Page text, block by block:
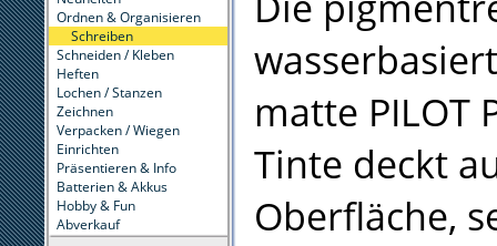
Ordnen & Organisieren
Schreiben
Schneiden / Kleben
Heften
Lochen / Stanzen
Zeichnen
Verpacken / Wiegen
Einrichten
Präsentieren & Info
Batterien & Akkus
Hobby & Fun
Abverkauf
matte PILOT
Tinte deckt
Oberfläche,